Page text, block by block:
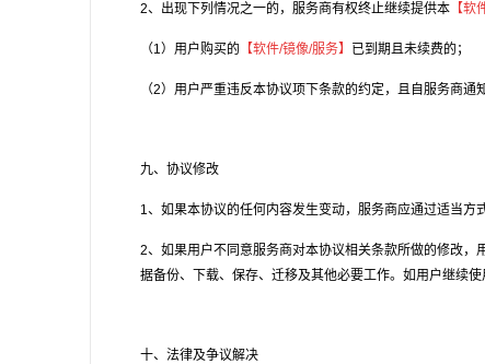
2、出现下列情况之一的，服务商有权终止继续提供本 【软
（1）用户购买的 【软件/镜像/服务】 已到期且未续费的；
（2）用户严重违反本协议项下条款的约定，且自服务商通
九、协议修改
1、如果本协议的任何内容发生变动，服务商应通过适当方
2、如果用户不同意服务商对本协议相关条款所做的修改，
据备份、下载、保存、迁移及其他必要工作。如用户继续使
十、法律及争议解决